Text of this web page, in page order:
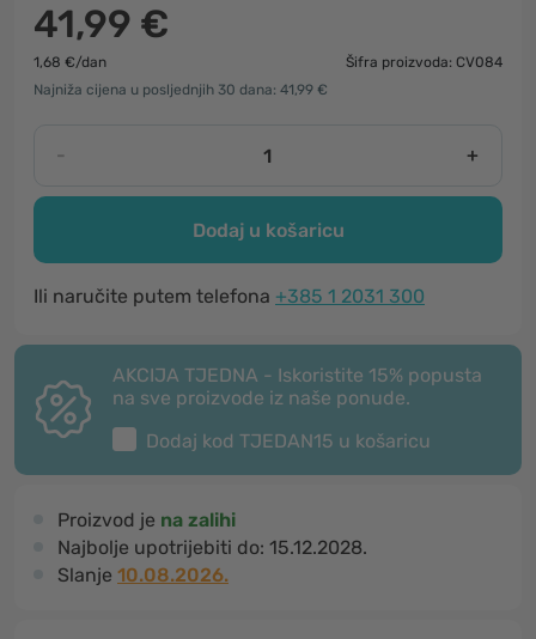
41,99 €
1,68 €/dan
Šifra proizvoda: CV084
Najniža cijena u posljednjih 30 dana: 41,99 €
- +
Dodaj u košaricu
Ili naručite putem telefona +385 1 2031 300
AKCIJA TJEDNA - Iskoristite 15% popusta
na sve proizvode iz naše ponude.
Dodaj kod TJEDAN15 u košaricu
Proizvod je na zalihi
Najbolje upotrijebiti do: 15.12.2028.
Slanje 10.08.2026.